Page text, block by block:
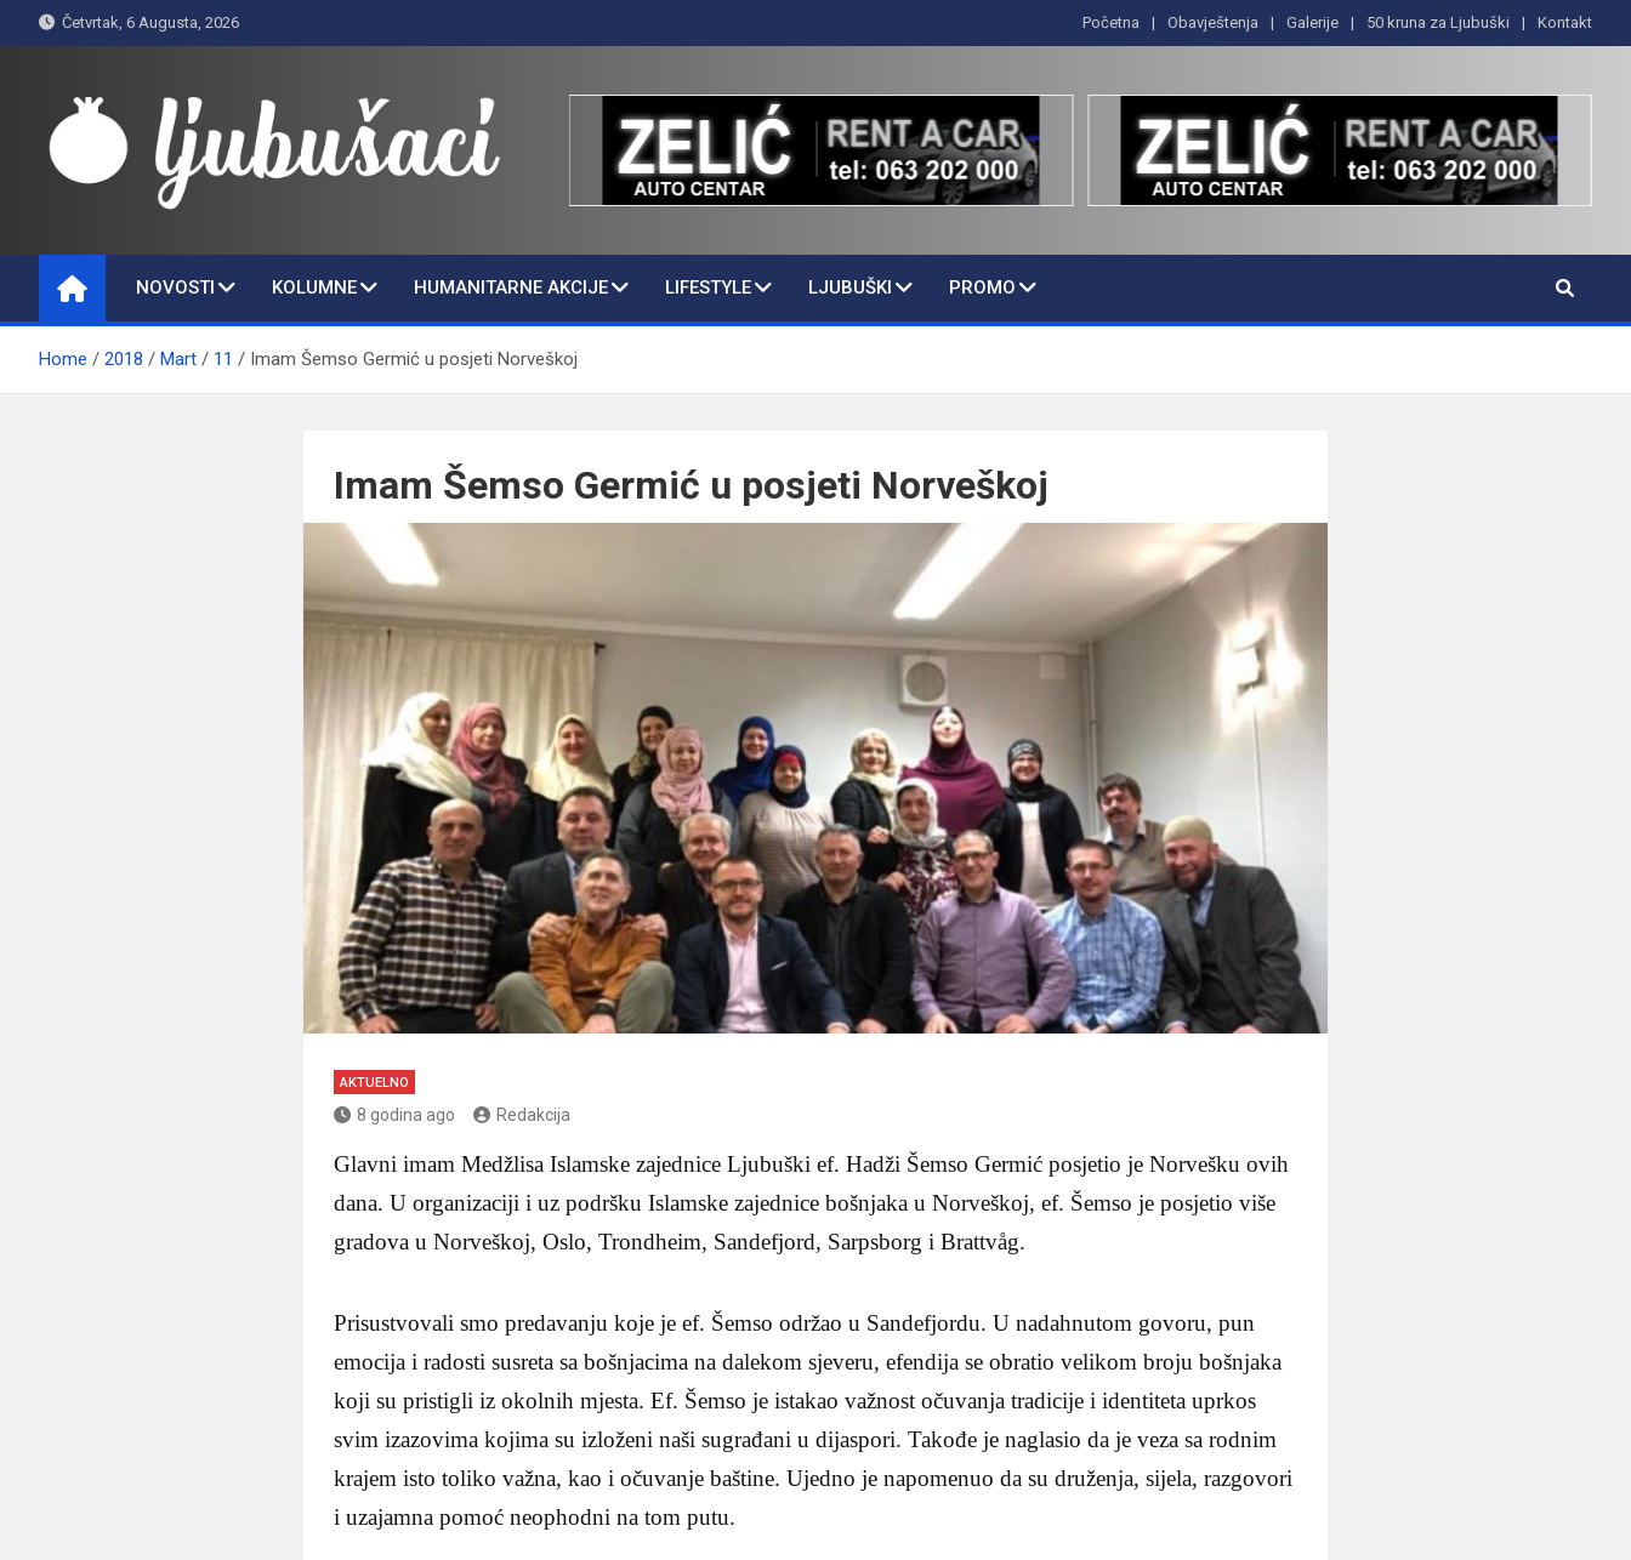
to
Četvrtak, 6 Augusta, 2026 Početna Obavještenja Galerije 50 kruna za Ljubuški Kontakt
Ljubušaci
NOVOSTI KOLUMNE HUMANITARNE AKCIJE LIFESTYLE LJUBUŠKI PROMO
Home 2018 Mart 11 Imam Šemso Germić u posjeti Norveškoj
Imam Šemso Germić u posjeti Norveškoj
AKTUELNO
8 godina ago Redakcija
Glavni imam Medžlisa Islamske zajednice Ljubuški ef. Hadži Šemso Germić posjetio je Norvešku ovih
dana. U organizaciji i uz podršku Islamske zajednice bošnjaka u Norveškoj, ef. Šemso je posjetio više
gradova u Norveškoj, Oslo, Trondheim, Sandefjord, Sarpsborg i Brattvåg.
Prisustvovali smo predavanju koje je ef. Šemso održao u Sandefjordu. U nadahnutom govoru, pun
emocija i radosti susreta sa bošnjacima na dalekom sjeveru, efendija se obratio velikom broju bošnjaka
koji su pristigli iz okolnih mjesta. Ef. Šemso je istakao važnost očuvanja tradicije i identiteta uprkos
svim izazovima kojima su izloženi naši sugrađani u dijaspori. Takođe je naglasio da je veza sa rodnim
krajem isto toliko važna, kao i očuvanje baštine. Ujedno je napomenuo da su druženja, sijela, razgovori
i uzajamna pomoć neophodni na tom putu.